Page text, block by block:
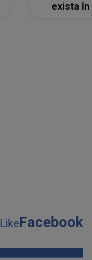
exista
LikeFacebook